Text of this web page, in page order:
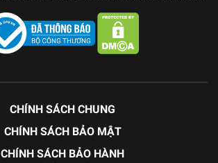
CHÍNH SÁCH CHUNG
CHÍNH SÁCH BẢO MẬT
CHÍNH SÁCH BẢO HÀNH